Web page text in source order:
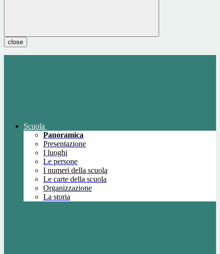
close
Scuola
Panoramica
Presentazione
I luoghi
Le persone
I numeri della scuola
Le carte della scuola
Organizzazione
La storia